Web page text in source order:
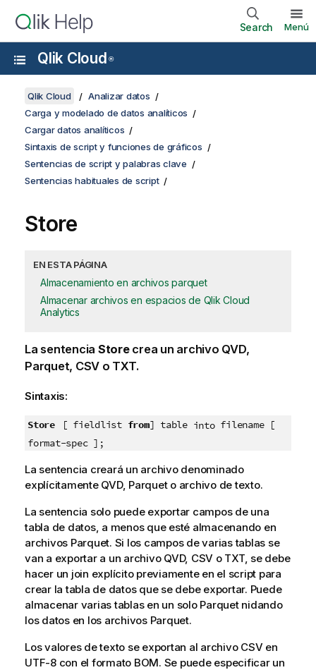
Search Menú
Qlik Cloud ®
Qlik Cloud
Analizar datos
Carga y modelado de datos analíticos
Cargar datos analíticos
Sintaxis de script y funciones de gráficos
Sentencias de script y palabras clave
Sentencias habituales de script
Store
EN ESTA PÁGINA
Almacenamiento en archivos parquet
Almacenar archivos en espacios de Qlik Cloud
Analytics
La sentencia Storecrea un archivo QVD,
Parquet, CSV o TXT.
Sintaxis:
Store [ fieldlist from] table intofilename [
format-spec ];
La sentencia creará un archivo denominado
explícitamente QVD, Parqueto archivo de texto.
La sentencia solo puede exportar campos de una
tabla de datos, a menos que esté almacenando en
archivos Parquet. Si los campos de varias tablas se
van a exportar a un archivo QVD, CSV o TXT, se debe
hacer un join explícito previamente en el script para
crear la tabla de datos que se debe exportar. Puede
almacenar varias tablas en un solo Parquetnidando
los datos en los archivos Parquet.
Los valores de texto se exportan al archivo CSVen
UTF-8con el formato BOM. Se puede especificar un